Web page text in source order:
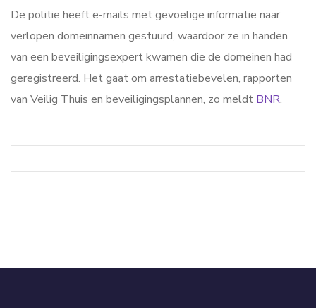
De politie heeft e-mails met gevoelige informatie naar
verlopen domeinnamen gestuurd, waardoor ze in handen
van een beveiligingsexpert kwamen die de domeinen had
geregistreerd. Het gaat om arrestatiebevelen, rapporten
van Veilig Thuis en beveiligingsplannen, zo meldt BNR.